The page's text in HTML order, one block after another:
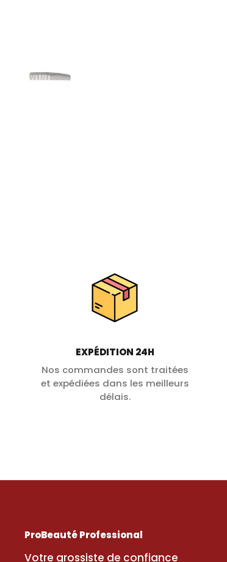
EXPÉDITION 24H
Nos commandes sont traitées
et expédiées dans les meilleurs
délais.
ProBeauté Professional
Votre grossiste de confiance